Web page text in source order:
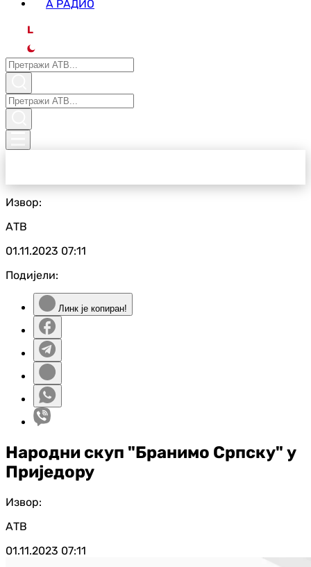
А РАДИО
L
Извор:
АТВ
01.11.2023 07:11
Подијели:
Линк је копиран!
Народни скуп "Бранимо Српску" у
Приједору
Извор:
АТВ
01.11.2023 07:11